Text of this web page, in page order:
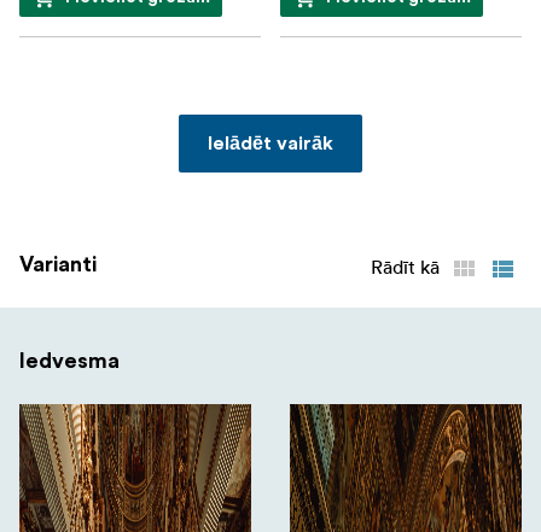
Ielādēt vairāk
Varianti Rādīt kā
Iedvesma